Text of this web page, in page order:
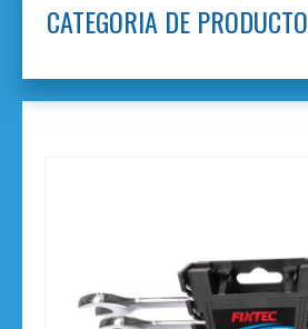
CATEGORIA DE PRODUCTO